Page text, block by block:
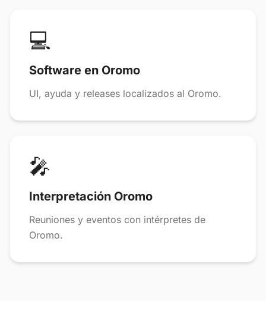
💻
Software en Oromo
UI, ayuda y releases localizados al Oromo.
🎤
Interpretación Oromo
Reuniones y eventos con intérpretes de
Oromo.